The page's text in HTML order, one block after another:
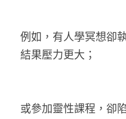
例如，有人學冥想卻
結果壓力更大；
或參加靈性課程，卻